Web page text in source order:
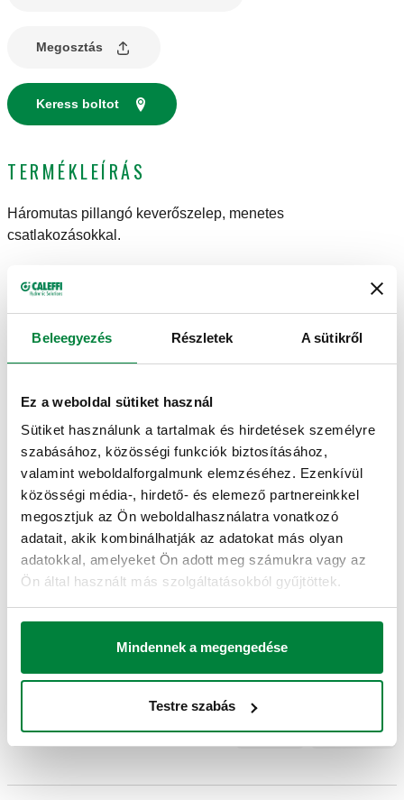
Beleegyezés Részletek A sütikről
Ez a weboldal sütiket használ
Sütiket használunk a tartalmak és hirdetések személyre
szabásához, közösségi funkciók biztosításához,
valamint weboldalforgalmunk elemzéséhez. Ezenkívül
közösségi média-, hirdető- és elemező partnereinkkel
megosztjuk az Ön weboldalhasználatra vonatkozó
adatait, akik kombinálhatják az adatokat más olyan
adatokkal, amelyeket Ön adott meg számukra vagy az
Ön által használt más szolgáltatásokból gyűjtöttek.
Mindennek a megengedése
Testre szabás
Megosztás
Keress boltot
TERMÉKLEÍRÁS
Háromutas pillangó keverőszelep, menetes
csatlakozásokkal.
MŰSZAKI ADATOK
Közeg hőmérséklet tartomány:2–110 °C
RAJZOK ÉS SPECIFIKÁCIÓK
Termékkód Csatlakozások Kv
610005 G 3/4" (ISO 228-1) F 7,5 m³/h
Tender szövege